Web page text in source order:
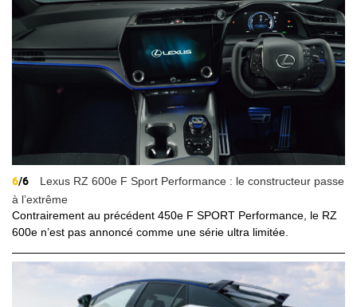
6/6
Lexus RZ 600e F Sport Performance : le constructeur passe
à l’extrême
Contrairement au précédent 450e F SPORT Performance, le RZ
600e n’est pas annoncé comme une série ultra limitée.